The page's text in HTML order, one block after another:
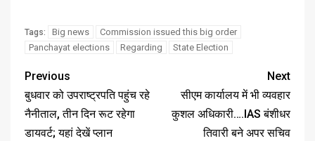
Tags: Big news
Commission issued this big order
Panchayat elections
Regarding State Election
Previous
बुधवार को उपराष्ट्रपति पहुंच रहे
नैनीताल, तीन दिन रूट रहेगा
डायवर्ट; यहां देखें प्‍लान
Next
सीएम कार्यालय में भी व्यवहार
कुशल अधिकारी….IAS बंशीधर
तिवारी बने अपर सचिव